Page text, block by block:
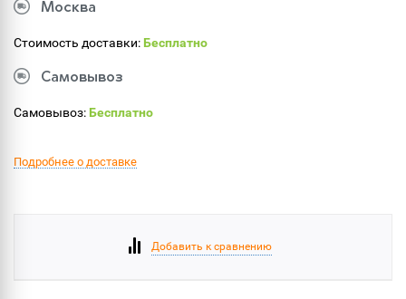
Москва
Стоимость доставки:Бесплатно
Самовывоз
Самовывоз:Бесплатно
Подробнее о доставке
Добавить к сравнению